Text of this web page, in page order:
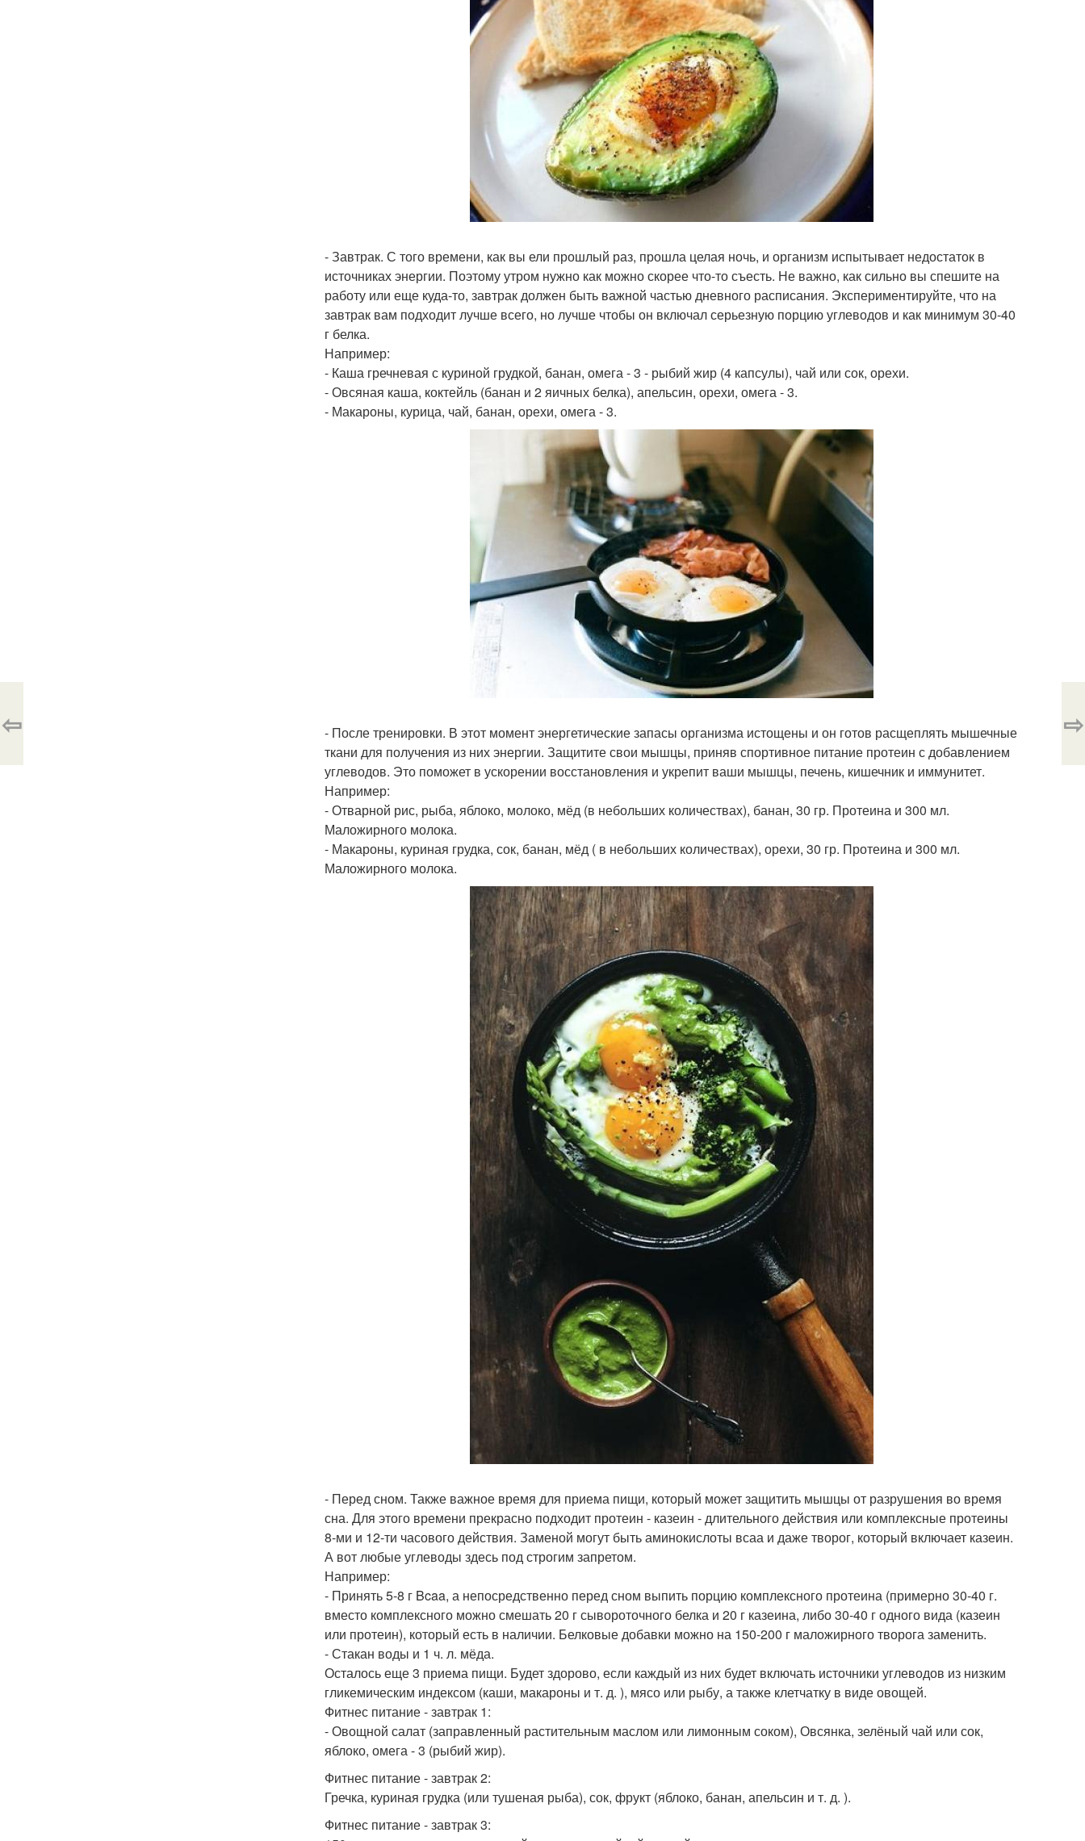
- Завтрак. С того времени, как вы ели прошлый раз, прошла целая ночь, и организм испытывает недостаток в
источниках энергии. Поэтому утром нужно как можно скорее что-то съесть. Не важно, как сильно вы спешите на
работу или еще куда-то, завтрак должен быть важной частью дневного расписания. Экспериментируйте, что на
завтрак вам подходит лучше всего, но лучше чтобы он включал серьезную порцию углеводов и как минимум 30-40
г белка.
Например:
- Каша гречневая с куриной грудкой, банан, омега - 3 - рыбий жир (4 капсулы), чай или сок, орехи.
- Овсяная каша, коктейль (банан и 2 яичных белка), апельсин, орехи, омега - 3.
- Макароны, курица, чай, банан, орехи, омега - 3.
- После тренировки. В этот момент энергетические запасы организма истощены и он готов расщеплять мышечные
ткани для получения из них энергии. Защитите свои мышцы, приняв спортивное питание протеин с добавлением
углеводов. Это поможет в ускорении восстановления и укрепит ваши мышцы, печень, кишечник и иммунитет.
Например:
- Отварной рис, рыба, яблоко, молоко, мёд (в небольших количествах), банан, 30 гр. Протеина и 300 мл.
Маложирного молока.
- Макароны, куриная грудка, сок, банан, мёд ( в небольших количествах), орехи, 30 гр. Протеина и 300 мл.
Маложирного молока.
- Перед сном. Также важное время для приема пищи, который может защитить мышцы от разрушения во время
сна. Для этого времени прекрасно подходит протеин - казеин - длительного действия или комплексные протеины
8-ми и 12-ти часового действия. Заменой могут быть аминокислоты всаа и даже творог, который включает казеин.
А вот любые углеводы здесь под строгим запретом.
Например:
- Принять 5-8 г Bcaa, а непосредственно перед сном выпить порцию комплексного протеина (примерно 30-40 г.
вместо комплексного можно смешать 20 г сывороточного белка и 20 г казеина, либо 30-40 г одного вида (казеин
или протеин), который есть в наличии. Белковые добавки можно на 150-200 г маложирного творога заменить.
- Стакан воды и 1 ч. л. мёда.
Осталось еще 3 приема пищи. Будет здорово, если каждый из них будет включать источники углеводов из низким
гликемическим индексом (каши, макароны и т. д. ), мясо или рыбу, а также клетчатку в виде овощей.
Фитнес питание - завтрак 1:
- Овощной салат (заправленный растительным маслом или лимонным соком), Овсянка, зелёный чай или сок,
яблоко, омега - 3 (рыбий жир).
Фитнес питание - завтрак 2:
Гречка, куриная грудка (или тушеная рыба), сок, фрукт (яблоко, банан, апельсин и т. д. ).
Фитнес питание - завтрак 3:
⇦ ⇨